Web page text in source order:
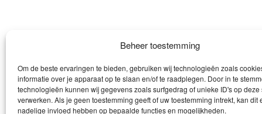
Beheer toestemming
Om de beste ervaringen te bieden, gebruiken wij technologieën zoals
informatie over je apparaat op te slaan en/of te raadplegen. Door in te
technologieën kunnen wij gegevens zoals surfgedrag of unieke ID's op deze
verwerken. Als je geen toestemming geeft of uw toestemming intrekt, kan dit
nadelige invloed hebben op bepaalde functies en mogelijkheden.